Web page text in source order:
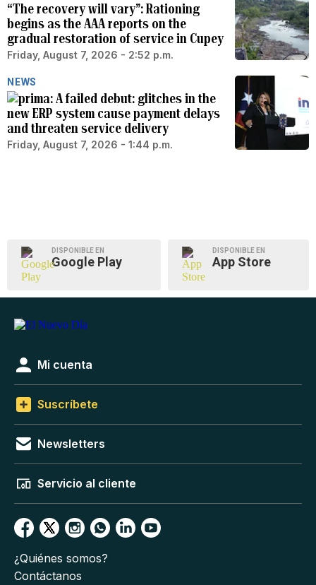
“The recovery will vary”: Rationing
begins as the AAA reports on the
gradual restoration of service in Cupey
Friday, August 7, 2026 - 2:52 p.m.
NEWS
A failed debut: glitches in the
new ERP system cause payment delays
and threaten service delivery
Friday, August 7, 2026 - 1:44 p.m.
DISPONIBLE EN
Google Play
DISPONIBLE EN
App Store
Mi cuenta
Suscríbete
Newsletters
Servicio al cliente
¿Quiénes somos?
Contáctanos